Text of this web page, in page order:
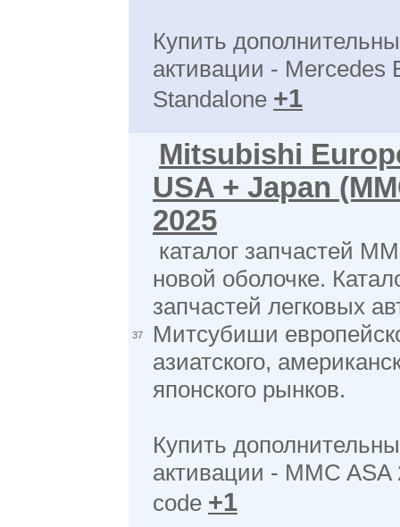
Купить
активации - Mercedes
Standalone +1
37
Mitsubishi
USA + Japan
2025
каталог запчастей
новой оболочке.
запчастей легковых
Митсубиши
азиатского,
японского рынков.
Купить
активации - MMC ASA
code +1